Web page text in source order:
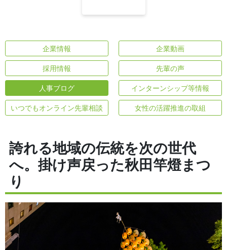
企業情報 企業動画
採用情報 先輩の声
人事ブログ インターンシップ等情報
いつでもオンライン先輩相談 女性の活躍推進の取組
誇れる地域の伝統を次の世代
へ。掛け声戻った秋田竿燈まつ
り